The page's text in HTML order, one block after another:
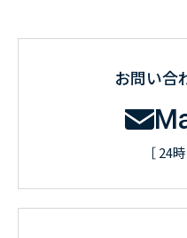
お問い合
［ 24